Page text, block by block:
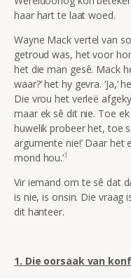
haar hart te laat woed.
Wayne Mack vertel van
getroud was, het voor
het die man gesê. Mack
waar?’ het hy gevra. ‘Ja,’
Die vrou het verleë
maar ek sê dit nie. Toe
huwelik probeer het, toe
argumente nie!’ Daar
mond hou.’1
Vir iemand om te sê dat
is nie, is onsin. Die vraag
dit hanteer.
1. Die oorsaak van